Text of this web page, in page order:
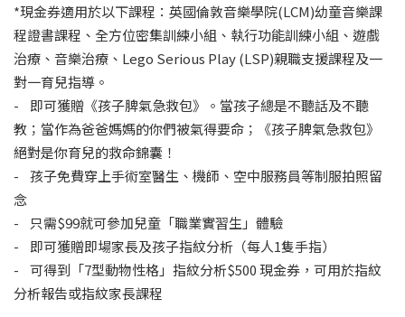
*現金券適用於以下課程：英國倫敦音樂學院(LCM)幼童音樂課
程證書課程、全方位密集訓練小組、執行功能訓練小組、遊戲
治療、音樂治療、Lego Serious Play (LSP)親職支援課程及一
對一育兒指導。
- 即可獲贈《孩子脾氣急救包》。當孩子總是不聽話及不聽
教；當作為爸爸媽媽的你們被氣得要命；《孩子脾氣急救包》
絕對是你育兒的救命錦囊！
- 孩子免費穿上手術室醫生、機師、空中服務員等制服拍照留
念
- 只需$99就可參加兒童「職業實習生」體驗
- 即可獲贈即場家長及孩子指紋分析（每人1隻手指）
- 可得到「7型動物性格」指紋分析$500 現金券，可用於指紋
分析報告或指紋家長課程